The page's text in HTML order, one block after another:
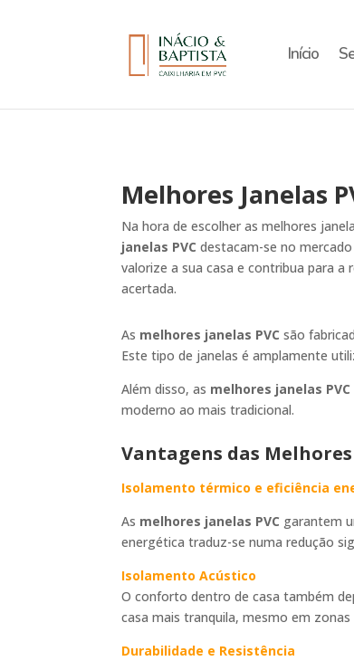
Início
Melhores Janelas
Na hora de escolher as melhores
janelas PVC destacam-se no
valorize a sua casa e contribua para
acertada.
As melhores janelas PVC são
Este tipo de janelas é amplamente
Além disso, as melhores janelas PVC
moderno ao mais tradicional.
Vantagens das Melhores
Isolamento térmico e eficiência
As melhores janelas PVC garantem
energética traduz-se numa redução
Isolamento Acústico
O conforto dentro de casa também
casa mais tranquila, mesmo em
Durabilidade e Resistência